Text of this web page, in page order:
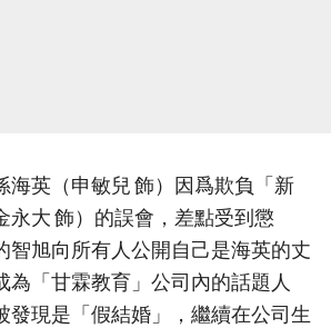
海英（申敏兒 飾）因爲欺負「新
永大 飾）的誤會，差點受到懲
智旭向所有人公開自己是海英的丈
為「甘霖教育」公司內的話題人
發現是「假結婚」，繼續在公司生